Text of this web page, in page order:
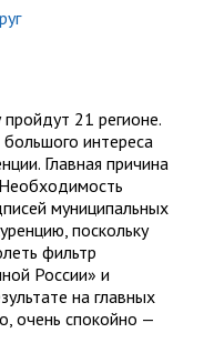
21 регионе.
интереса
Главная причина
муниципальных
поскольку
фильтр
России» и
на главных
очень спокойно —